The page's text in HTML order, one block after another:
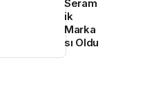
Seram
ik
Marka
sı Oldu